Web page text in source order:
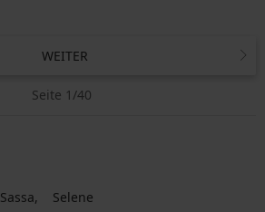
WEITER
Seite 1/40
Sassa Selene